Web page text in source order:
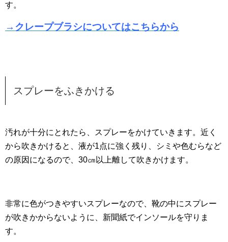
す。
→クレープブラシについてはこちらから
スプレーをふきかける
汚れが十分にとれたら、スプレーをかけていきます。近く
から吹きかけると、液が1点に強く残り、シミや色むらなど
の原因になるので、30㎝以上離して吹きかけます。
非常に色がつきやすいスプレーなので、靴の中にスプレー
が吹きかからないように、新聞紙でインソールを守りま
す。